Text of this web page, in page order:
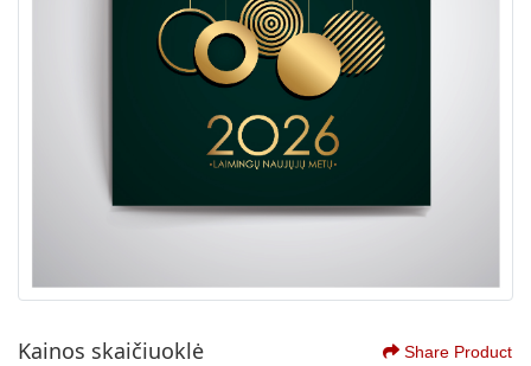
Kainos skaičiuoklė Share Product